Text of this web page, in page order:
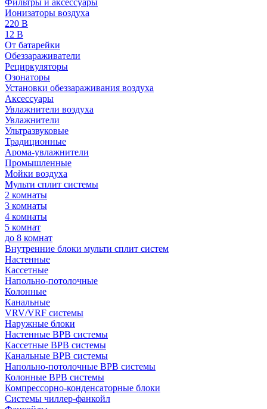
Фильтры и аксессуары
Ионизаторы воздуха
220 В
12 В
От батарейки
Обеззараживатели
Рециркуляторы
Озонаторы
Установки обеззараживания воздуха
Аксессуары
Увлажнители воздуха
Увлажнители
Ультразвуковые
Традиционные
Арома-увлажнители
Промышленные
Мойки воздуха
Мульти сплит системы
2 комнаты
3 комнаты
4 комнаты
5 комнат
до 8 комнат
Внутренние блоки мульти сплит систем
Настенные
Кассетные
Напольно-потолочные
Колонные
Канальные
VRV/VRF системы
Наружные блоки
Настенные ВРВ системы
Кассетные ВРВ системы
Канальные ВРВ системы
Напольно-потолочные ВРВ системы
Колонные ВРВ системы
Компрессорно-конденсаторные блоки
Системы чиллер-фанкойл